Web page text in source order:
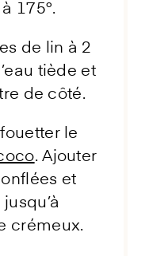
175°.
de lin à 2
tiède et
de côté.
le
. Ajouter
et
crémeux.